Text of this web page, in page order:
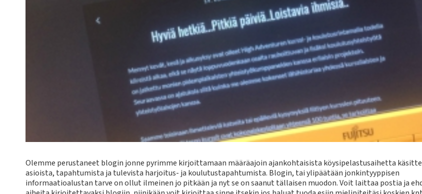
Olemme perustaneet blogin jonne pyrimme kirjoittamaan määräajoin ajankohtaisista köysipelastusaihetta
asioista, tapahtumista ja tulevista harjoitus- ja koulutustapahtumista. Blogin, tai ylipäätään jonkintyyppisen
informaatioalustan tarve on ollut ilmeinen jo pitkään ja nyt se on saanut tällaisen muodon. Voit laittaa postia ja